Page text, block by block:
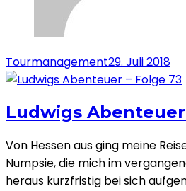
Tourmanagement29. Juli 2018
Ludwigs Abenteuer
Von Hessen aus ging meine
Numpsie, die mich im
heraus kurzfristig bei sich